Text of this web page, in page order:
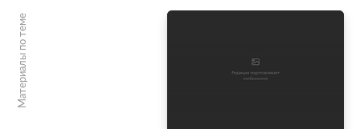
Материалы по теме